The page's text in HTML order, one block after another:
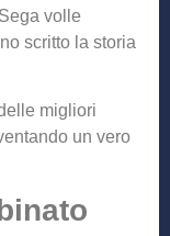
volle
scritto la storia
migliori
un vero